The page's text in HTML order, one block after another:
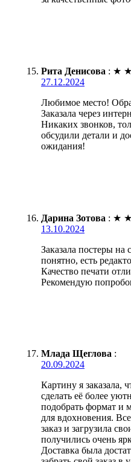
Рита Денисова : ★ ★
27.12.2024
Любимое место!
Заказала через
Никаких звонков,
обсудили детали и
ожидания!
Дарина Зотова : ★ ★
13.10.2024
Заказала постеры на
понятно, есть
Качество печати
Рекомендую
Млада Щеглова :
20.09.2024
Картину я заказала,
сделать её более
подобрать формат и
для вдохновения.
заказ и загрузила
получились очень
Доставка была